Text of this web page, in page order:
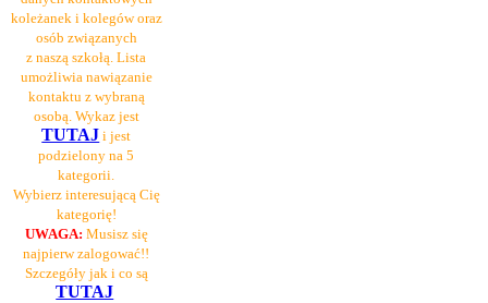
koleżanek i kolegów oraz
osób związanych
z naszą szkołą. Lista
umożliwia nawiązanie
kontaktu z wybraną
osobą. Wykaz jest
TUTAJ i jest
podzielony na 5
kategorii.
Wybierz interesującą Cię
kategorię!
UWAGA: Musisz się
najpierw zalogować!!
Szczegóły jak i co są
TUTAJ